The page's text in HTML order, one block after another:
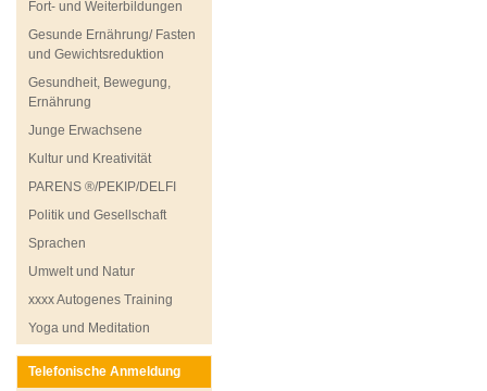
Fort- und Weiterbildungen
Gesunde Ernährung/ Fasten
und Gewichtsreduktion
Gesundheit, Bewegung,
Ernährung
Junge Erwachsene
Kultur und Kreativität
PARENS ®/PEKIP/DELFI
Politik und Gesellschaft
Sprachen
Umwelt und Natur
xxxx Autogenes Training
Yoga und Meditation
Telefonische Anmeldung